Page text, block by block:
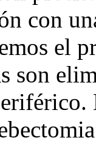
con
el
son